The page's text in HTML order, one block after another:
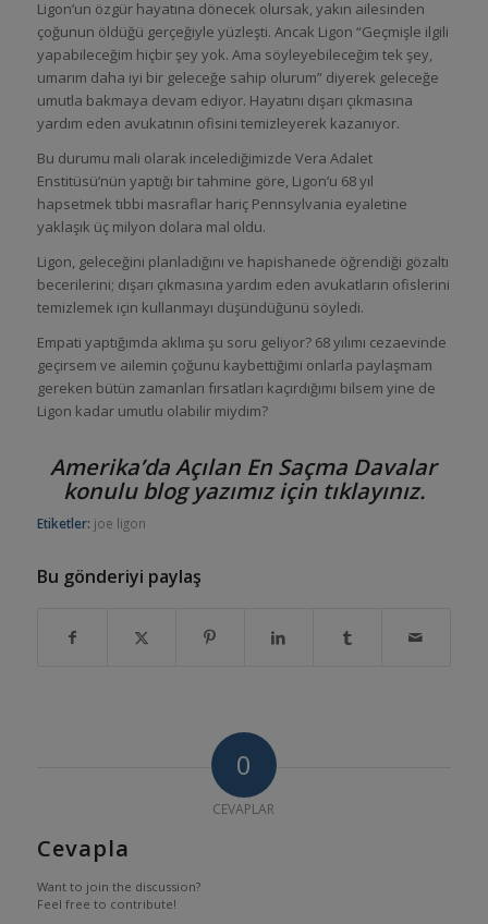
Ligon’un özgür hayatına dönecek olursak, yakın ailesinden
çoğunun öldüğü gerçeğiyle yüzleşti. Ancak Ligon “Geçmişle ilgili
yapabileceğim hiçbir şey yok. Ama söyleyebileceğim tek şey,
umarım daha iyi bir geleceğe sahip olurum” diyerek geleceğe
umutla bakmaya devam ediyor. Hayatını dışarı çıkmasına
yardım eden avukatının ofisini temizleyerek kazanıyor.
Bu durumu mali olarak incelediğimizde Vera Adalet
Enstitüsü’nün yaptığı bir tahmine göre, Ligon’u 68 yıl
hapsetmek tıbbi masraflar hariç Pennsylvania eyaletine
yaklaşık üç milyon dolara mal oldu.
Ligon, geleceğini planladığını ve hapishanede öğrendiği gözaltı
becerilerini; dışarı çıkmasına yardım eden avukatların ofislerini
temizlemek için kullanmayı düşündüğünü söyledi.
Empati yaptığımda aklıma şu soru geliyor? 68 yılımı cezaevinde
geçirsem ve ailemin çoğunu kaybettiğimi onlarla paylaşmam
gereken bütün zamanları fırsatları kaçırdığımı bilsem yine de
Ligon kadar umutlu olabilir miydim?
Amerika’da Açılan En Saçma Davalar
konulu blog yazımız için tıklayınız.
Etiketler: joe ligon
Bu gönderiyi paylaş
0
CEVAPLAR
Cevapla
Want to join the discussion?
Feel free to contribute!